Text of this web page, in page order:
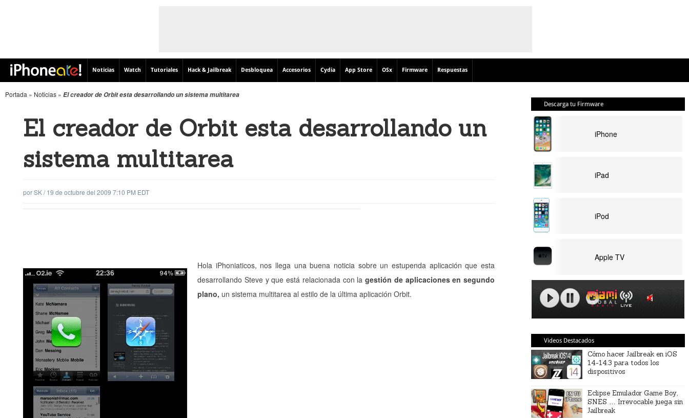
Noticias Watch Tutoriales Hack & Jailbreak Desbloquea Accesorios Cydia App Store OSx Firmware Respuestas
Portada » Noticias » El creador de Orbit esta desarrollando un sistema multitarea
El creador de Orbit esta desarrollando un
sistema multitarea
porSK/19 de octubre del 2009 7:10 PM EDT
Hola iPhoniaticos, nos llega una buena noticia sobre un estupenda aplicación que esta
desarrollando Steve y que está relacionada con la gestión de aplicaciones en segundo
plano, un sistema multitarea al estilo de la última aplicación Orbit.
Descarga tu Firmware
iPhone
iPad
iPod
Apple TV
Videos Destacados
Cómo hacer Jailbreak en iOS
14-14.3 para todos los
dispositivos
Eclipse Emulador Game Boy,
SNES … Irrevocable juega sin
Jailbreak